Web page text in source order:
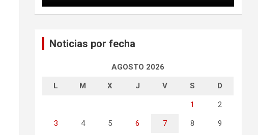
Noticias por fecha
AGOSTO 2026
L M X J V S D
1 2
3 4 5 6 7 8 9